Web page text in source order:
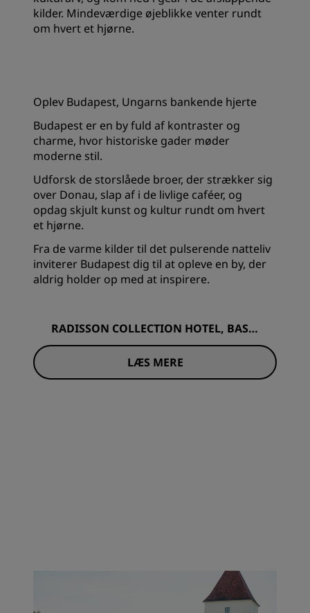
kilder. Mindeværdige øjeblikke venter rundt
om hvert et hjørne.
Oplev Budapest, Ungarns bankende hjerte
Budapest er en by fuld af kontraster og
charme, hvor historiske gader møder
moderne stil.
Udforsk de storslåede broer, der strækker sig
over Donau, slap af i de livlige caféer, og
opdag skjult kunst og kultur rundt om hvert
et hjørne.
Fra de varme kilder til det pulserende natteliv
inviterer Budapest dig til at opleve en by, der
aldrig holder op med at inspirere.
RADISSON COLLECTION HOTEL, BASIL
ICA BUDAPEST
LÆS MERE